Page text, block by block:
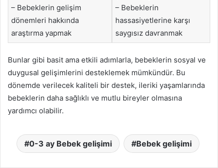
– Bebeklerin gelişim
dönemleri hakkında
araştırma yapmak
– Bebeklerin
hassasiyetlerine karşı
saygısız davranmak
Bunlar gibi basit ama etkili adımlarla, bebeklerin sosyal ve
duygusal gelişimlerini desteklemek mümkündür. Bu
dönemde verilecek kaliteli bir destek, ileriki yaşamlarında
bebeklerin daha sağlıklı ve mutlu bireyler olmasına
yardımcı olabilir.
0-3 ay Bebek gelişimi Bebek gelişimi